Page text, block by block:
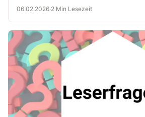
06.02.2026·2 Min Lesezeit